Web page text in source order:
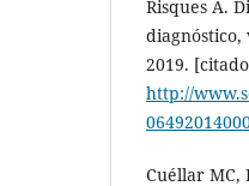
Risques A.
2019.
http://
Cuéllar MC,